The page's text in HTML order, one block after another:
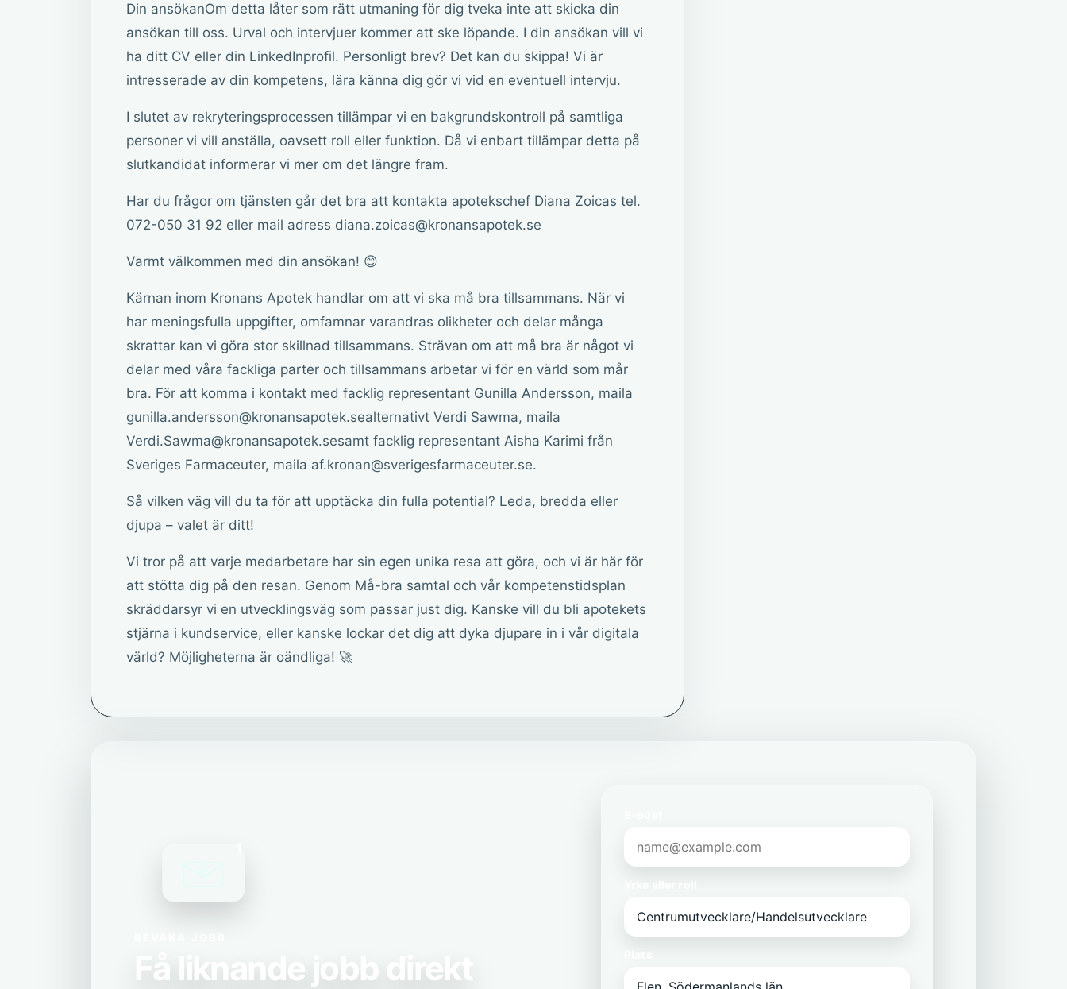
Din ansökanOm detta låter som rätt utmaning för dig tveka inte att skicka din
ansökan till oss. Urval och intervjuer kommer att ske löpande. I din ansökan vill vi
ha ditt CV eller din LinkedInprofil. Personligt brev? Det kan du skippa! Vi är
intresserade av din kompetens, lära känna dig gör vi vid en eventuell intervju.
I slutet av rekryteringsprocessen tillämpar vi en bakgrundskontroll på samtliga
personer vi vill anställa, oavsett roll eller funktion. Då vi enbart tillämpar detta på
slutkandidat informerar vi mer om det längre fram.
Har du frågor om tjänsten går det bra att kontakta apotekschef Diana Zoicas tel.
072-050 31 92 eller mail adress diana.zoicas@kronansapotek.se
Varmt välkommen med din ansökan! 😊
Kärnan inom Kronans Apotek handlar om att vi ska må bra tillsammans. När vi
har meningsfulla uppgifter, omfamnar varandras olikheter och delar många
skrattar kan vi göra stor skillnad tillsammans. Strävan om att må bra är något vi
delar med våra fackliga parter och tillsammans arbetar vi för en värld som mår
bra. För att komma i kontakt med facklig representant Gunilla Andersson, maila
gunilla.andersson@kronansapotek.sealternativt Verdi Sawma, maila
Verdi.Sawma@kronansapotek.sesamt facklig representant Aisha Karimi från
Sveriges Farmaceuter, maila af.kronan@sverigesfarmaceuter.se.
Så vilken väg vill du ta för att upptäcka din fulla potential? Leda, bredda eller
djupa – valet är ditt!
Vi tror på att varje medarbetare har sin egen unika resa att göra, och vi är här för
att stötta dig på den resan. Genom Må-bra samtal och vår kompetenstidsplan
skräddarsyr vi en utvecklingsväg som passar just dig. Kanske vill du bli apotekets
stjärna i kundservice, eller kanske lockar det dig att dyka djupare in i vår digitala
värld? Möjligheterna är oändliga! 🚀
Få liknande jobb direkt